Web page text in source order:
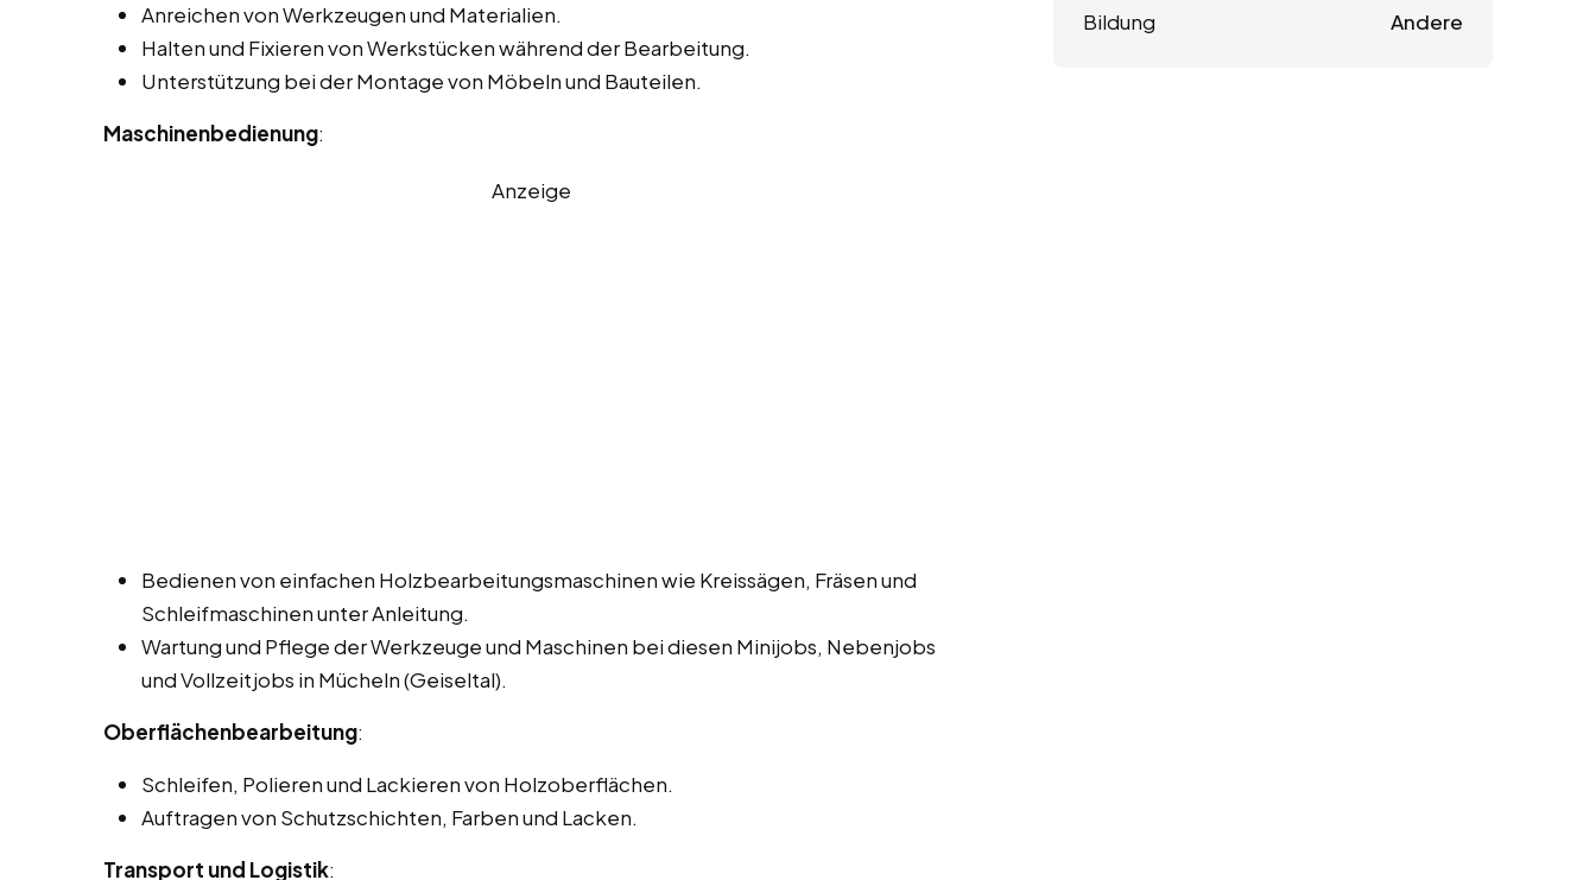
Anreichen von Werkzeugen und Materialien.
Halten und Fixieren von Werkstücken während der Bearbeitung.
Unterstützung bei der Montage von Möbeln und Bauteilen.
Maschinenbedienung:
Anzeige
Bedienen von einfachen Holzbearbeitungsmaschinen wie Kreissägen, Fräsen und
Schleifmaschinen unter Anleitung.
Wartung und Pflege der Werkzeuge und Maschinen bei diesen Minijobs, Nebenjobs
und Vollzeitjobs in Mücheln (Geiseltal).
Oberflächenbearbeitung:
Schleifen, Polieren und Lackieren von Holzoberflächen.
Auftragen von Schutzschichten, Farben und Lacken.
Transport und Logistik:
Bildung Andere